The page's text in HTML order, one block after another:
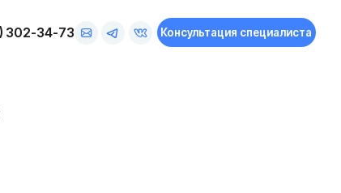
Консультация специалиста